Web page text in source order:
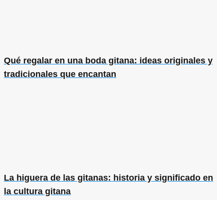
Qué regalar en una boda gitana: ideas originales y
tradicionales que encantan
La higuera de las gitanas: historia y significado en
la cultura gitana